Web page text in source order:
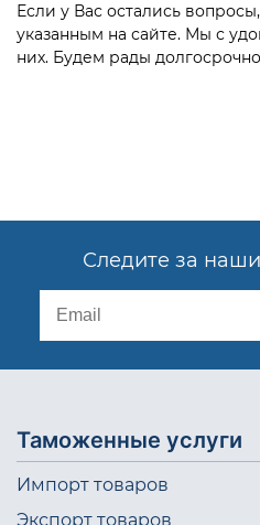
Если у Вас остались
указанным на сайте. Мы с
них. Будем рады
Следите за
Таможенные услуги
Импорт товаров
Экспорт товаров